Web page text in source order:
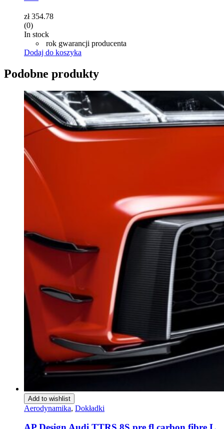
zł354.78
(0)
In stock
rok gwarancji producenta
Dodaj do koszyka
Podobne produkty
Add to wishlist
Aerodynamika, Dokładki